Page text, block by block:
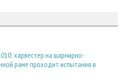
харвестер на шарнирно-
раме проходит испытания в